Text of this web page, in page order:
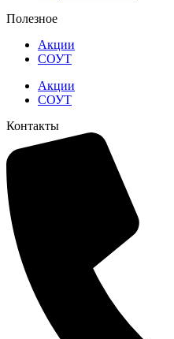
Полезное
Акции
СОУТ
Акции
СОУТ
Контакты